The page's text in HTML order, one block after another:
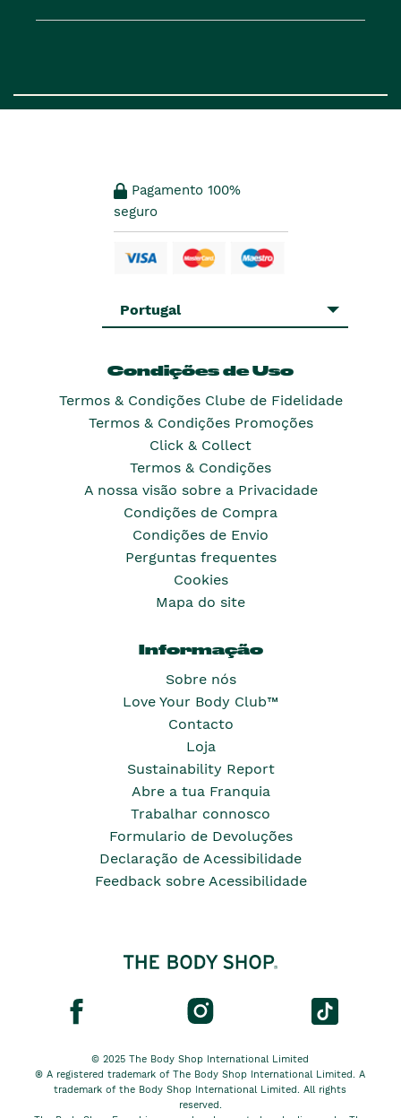
Pagamento 100%
seguro
Portugal
Condições de Uso
Termos & Condições Clube de Fidelidade
Termos & Condições Promoções
Click & Collect
Termos & Condições
A nossa visão sobre a Privacidade
Condições de Compra
Condições de Envio
Perguntas frequentes
Cookies
Mapa do site
Informação
Sobre nós
Love Your Body Club™
Contacto
Loja
Sustainability Report
Abre a tua Franquia
Trabalhar connosco
Formulario de Devoluções
Declaração de Acessibilidade
Feedback sobre Acessibilidade
© 2025 The Body Shop International Limited
® A registered trademark of The Body Shop International Limited. A
trademark of the Body Shop International Limited. All rights
reserved.